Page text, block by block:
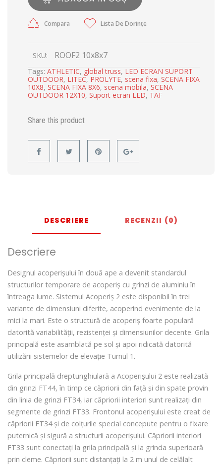
Compara Lista De Dorințe
SKU: ROOF2 10x8x7
Tags: ATHLETIC, global truss, LED ECRAN SUPORT
OUTDOOR, LITEC, PROLYTE, scena fixa, SCENA FIXA
10X8, SCENA FIXA 8X6, scena mobila, SCENA
OUTDOOR 12X10, Suport ecran LED, TAF
Share this product
DESCRIERE RECENZII (0)
Descriere
Designul acoperișului în două ape a devenit standardul
structurilor temporare de acoperiș cu grinzi de aluminiu în
întreaga lume. Sistemul Acoperiș 2 este disponibil în trei
variante de dimensiuni diferite, acoperind evenimente de la
mici la mari. Este o structură de acoperiș foarte populară
datorită variabilității, rezistenței și dimensiunilor decente. Grila
principală este asamblată pe sol și apoi ridicată datorită
utilizării sistemelor de elevație Turnul 1.
Grila principală dreptunghiulară a Acoperișului 2 este realizată
din grinzi FT44, în timp ce căpriorii din față și din spate provin
din linia de grinzi FT34, iar căpriorii interiori sunt realizați din
segmente de grinzi FT33. Frontonul acoperișului este creat de
căpriorii FT34 și de colțurile special concepute pentru o fixare
puternică și sigură a structurii acoperișului. Căpriorii interiori
FT33 sunt conectați la grila principală și la grinda superioară
prin cleme. Căpriorii sunt distanțați la 2 m unul de celălalt